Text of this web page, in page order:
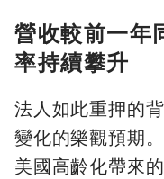
營收較前一年
率持續攀升
法人如此重押的
變化的樂觀預期
美國高齡化帶來